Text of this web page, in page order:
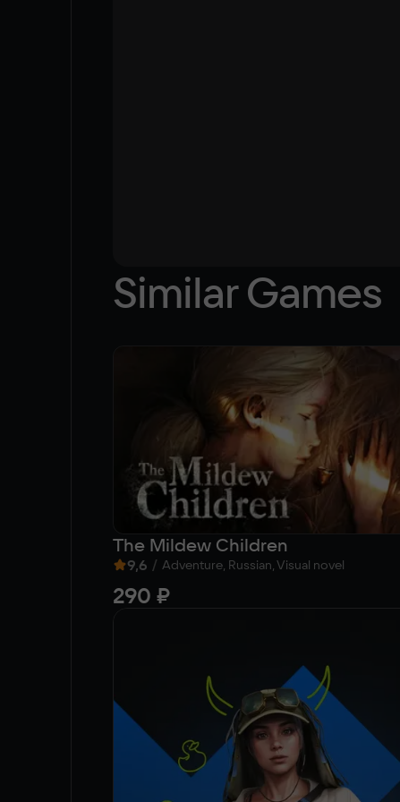
Similar Games
The Mildew Children
9,6 / Adventure, Russian, Visual novel
290 ₽